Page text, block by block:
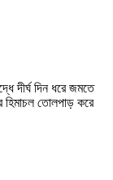
দীর্ঘ দিন ধরে জমতে
হিমাচল তোলপাড় করে